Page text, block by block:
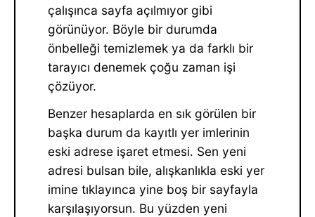
çalışınca sayfa açılmıyor gibi
görünüyor. Böyle bir durumda
önbelleği temizlemek ya da farklı bir
tarayıcı denemek çoğu zaman işi
çözüyor.
Benzer hesaplarda en sık görülen bir
başka durum da kayıtlı yer imlerinin
eski adrese işaret etmesi. Sen yeni
adresi bulsan bile, alışkanlıkla eski yer
imine tıklayınca yine boş bir sayfayla
karşılaşıyorsun. Bu yüzden yeni